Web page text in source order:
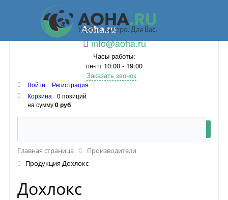
Aoha.ru
info@aoha.ru
Часы работы:
пн-пт 10:00 - 19:00
Заказать звонок
Войти
Регистрация
Корзина
0 позиций
на сумму0 руб
Главная страница
Производители
Продукция Дохлокс
Дохлокс